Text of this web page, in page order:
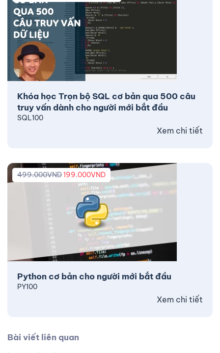
Khóa học Trọn bộ SQL cơ bản qua 500 câu
truy vấn dành cho người mới bắt đầu
SQL100
Xem chi tiết
Python cơ bản cho người mới bắt đầu
499.000VND199.000VND
PY100
Xem chi tiết
Bài viết liên quan